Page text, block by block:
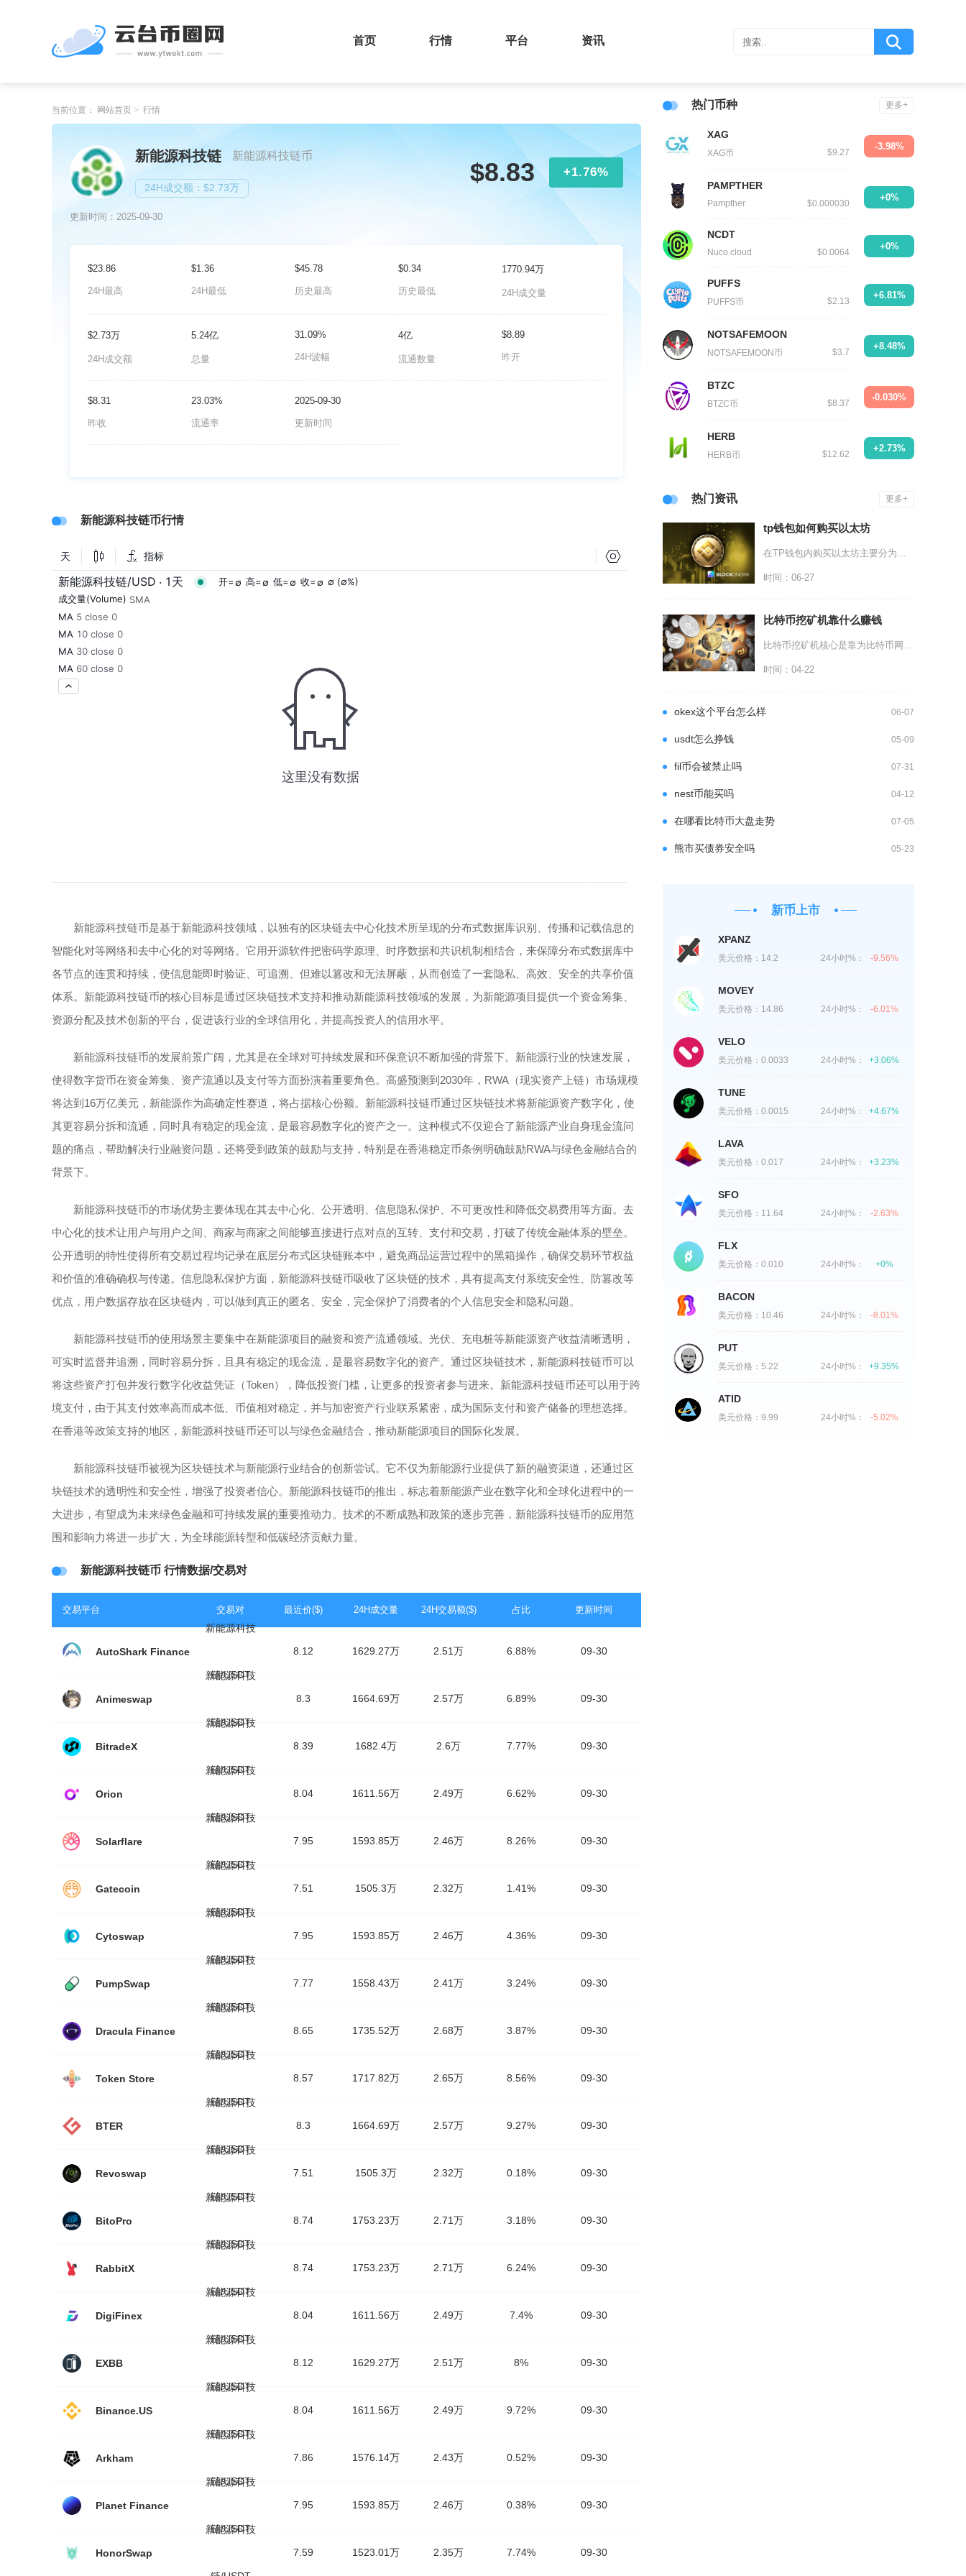
首页 行情 平台 资讯
当前位置： 网站首页 行情
新能源科技链 新能源科技链币
24H成交额：$2.73万
$8.83 +1.76%
更新时间：2025-09-30
$23.86
24H最高
$1.36
24H最低
$45.78
历史最高
$0.34
历史最低
1770.94万
24H成交量
$2.73万
24H成交额
5.24亿
总量
31.09%
24H波幅
4亿
流通数量
$8.89
昨开
$8.31
昨收
23.03%
流通率
2025-09-30
更新时间
新能源科技链币行情
新能源科技链币是基于新能源科技领域，以独有的区块链去中心化技术所呈现的分布式数据库识别、传播和记载信息的
智能化对等网络和去中心化的对等网络。它用开源软件把密码学原理、时序数据和共识机制相结合，来保障分布式数据库中
各节点的连贯和持续，使信息能即时验证、可追溯、但难以篡改和无法屏蔽，从而创造了一套隐私、高效、安全的共享价值
体系。新能源科技链币的核心目标是通过区块链技术支持和推动新能源科技领域的发展，为新能源项目提供一个资金筹集、
资源分配及技术创新的平台，促进该行业的全球信用化，并提高投资人的信用水平。
新能源科技链币的发展前景广阔，尤其是在全球对可持续发展和环保意识不断加强的背景下。新能源行业的快速发展，
使得数字货币在资金筹集、资产流通以及支付等方面扮演着重要角色。高盛预测到2030年，RWA（现实资产上链）市场规模
将达到16万亿美元，新能源作为高确定性赛道，将占据核心份额。新能源科技链币通过区块链技术将新能源资产数字化，使
其更容易分拆和流通，同时具有稳定的现金流，是最容易数字化的资产之一。这种模式不仅迎合了新能源产业自身现金流问
题的痛点，帮助解决行业融资问题，还将受到政策的鼓励与支持，特别是在香港稳定币条例明确鼓励RWA与绿色金融结合的
背景下。
新能源科技链币的市场优势主要体现在其去中心化、公开透明、信息隐私保护、不可更改性和降低交易费用等方面。去
中心化的技术让用户与用户之间、商家与商家之间能够直接进行点对点的互转、支付和交易，打破了传统金融体系的壁垒。
公开透明的特性使得所有交易过程均记录在底层分布式区块链账本中，避免商品运营过程中的黑箱操作，确保交易环节权益
和价值的准确确权与传递。信息隐私保护方面，新能源科技链币吸收了区块链的技术，具有提高支付系统安全性、防篡改等
优点，用户数据存放在区块链内，可以做到真正的匿名、安全，完全保护了消费者的个人信息安全和隐私问题。
新能源科技链币的使用场景主要集中在新能源项目的融资和资产流通领域。光伏、充电桩等新能源资产收益清晰透明，
可实时监督并追溯，同时容易分拆，且具有稳定的现金流，是最容易数字化的资产。通过区块链技术，新能源科技链币可以
将这些资产打包并发行数字化收益凭证（Token），降低投资门槛，让更多的投资者参与进来。新能源科技链币还可以用于跨
境支付，由于其支付效率高而成本低、币值相对稳定，并与加密资产行业联系紧密，成为国际支付和资产储备的理想选择。
在香港等政策支持的地区，新能源科技链币还可以与绿色金融结合，推动新能源项目的国际化发展。
新能源科技链币被视为区块链技术与新能源行业结合的创新尝试。它不仅为新能源行业提供了新的融资渠道，还通过区
块链技术的透明性和安全性，增强了投资者信心。新能源科技链币的推出，标志着新能源产业在数字化和全球化进程中的一
大进步，有望成为未来绿色金融和可持续发展的重要推动力。技术的不断成熟和政策的逐步完善，新能源科技链币的应用范
围和影响力将进一步扩大，为全球能源转型和低碳经济贡献力量。
新能源科技链币 行情数据/交易对
交易平台 交易对 最近价($) 24H成交量 24H交易额($) 占比 更新时间
AutoShark Finance
新能源科技
链/USDT
8.12 1629.27万 2.51万 6.88% 09-30
Animeswap
新能源科技
链/USDT
8.3 1664.69万 2.57万 6.89% 09-30
BitradeX
新能源科技
链/USDT
8.39 1682.4万 2.6万 7.77% 09-30
Orion
新能源科技
链/USDT
8.04 1611.56万 2.49万 6.62% 09-30
Solarflare
新能源科技
链/USDT
7.95 1593.85万 2.46万 8.26% 09-30
Gatecoin
新能源科技
链/USDT
7.51 1505.3万 2.32万 1.41% 09-30
Cytoswap
新能源科技
链/USDT
7.95 1593.85万 2.46万 4.36% 09-30
PumpSwap
新能源科技
链/USDT
7.77 1558.43万 2.41万 3.24% 09-30
Dracula Finance
新能源科技
链/USDT
8.65 1735.52万 2.68万 3.87% 09-30
Token Store
新能源科技
链/USDT
8.57 1717.82万 2.65万 8.56% 09-30
BTER
新能源科技
链/USDT
8.3 1664.69万 2.57万 9.27% 09-30
Revoswap
新能源科技
链/USDT
7.51 1505.3万 2.32万 0.18% 09-30
BitoPro
新能源科技
链/USDT
8.74 1753.23万 2.71万 3.18% 09-30
RabbitX
新能源科技
链/USDT
8.74 1753.23万 2.71万 6.24% 09-30
DigiFinex
新能源科技
链/USDT
8.04 1611.56万 2.49万 7.4% 09-30
EXBB
新能源科技
链/USDT
8.12 1629.27万 2.51万 8% 09-30
Binance.US
新能源科技
链/USDT
8.04 1611.56万 2.49万 9.72% 09-30
Arkham
新能源科技
链/USDT
7.86 1576.14万 2.43万 0.52% 09-30
Planet Finance
新能源科技
链/USDT
7.95 1593.85万 2.46万 0.38% 09-30
HonorSwap
新能源科技
7.59 1523.01万 2.35万 7.74% 09-30
热门币种 更多+
XAG
XAG币 $9.27
-3.98%
PAMPTHER
Pampther $0.000030
+0%
NCDT
Nuco.cloud $0.0064
+0%
PUFFS
PUFFS币 $2.13
+6.81%
NOTSAFEMOON
NOTSAFEMOON币 $3.7
+8.48%
BTZC
BTZC币 $8.37
-0.030%
HERB
HERB币 $12.62
+2.73%
热门资讯 更多+
tp钱包如何购买以太坊
在TP钱包内购买以太坊主要分为法币直购、USDT闪兑兑换两种主流落地方式，新手优先选用内置
时间：06-27
比特币挖矿机靠什么赚钱
比特币挖矿机核心是靠为比特币网络提供算力完成交易验证与区块打包，获取系统发放的区块奖励与用
时间：04-22
okex这个平台怎么样 06-07
usdt怎么挣钱 05-09
fil币会被禁止吗 07-31
nest币能买吗 04-12
在哪看比特币大盘走势 07-05
熊市买债券安全吗 05-23
新币上市
XPANZ
美元价格： 14.2 24小时%： -9.56%
MOVEY
美元价格： 14.86 24小时%： -6.01%
VELO
美元价格： 0.0033 24小时%： +3.06%
TUNE
美元价格： 0.0015 24小时%： +4.67%
LAVA
美元价格： 0.017 24小时%： +3.23%
SFO
美元价格： 11.64 24小时%： -2.63%
FLX
美元价格： 0.010 24小时%： +0%
BACON
美元价格： 10.46 24小时%： -8.01%
PUT
美元价格： 5.22 24小时%： +9.35%
ATID
美元价格： 9.99 24小时%： -5.02%